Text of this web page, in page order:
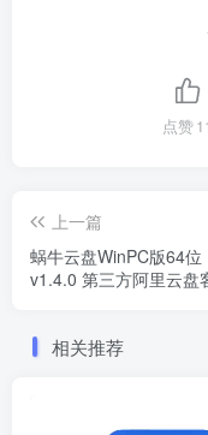
点赞
上一篇
蜗牛云盘WinPC版64位
v1.4.0 第三方阿里云盘
相关推荐